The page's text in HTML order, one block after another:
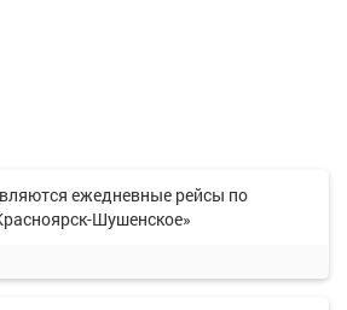
ежедневные рейсы по
Шушенское»